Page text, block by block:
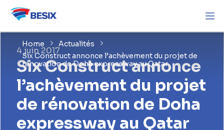
Home
Actualités
Six Construct annonce l’achèvement du projet de
rénovation de Doha expressway au Qatar
4 juin 2017
Six Construct annonce
l’achèvement du projet
de rénovation de Doha
expressway au Qatar